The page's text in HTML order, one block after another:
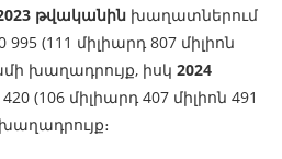
թվականին խաղատներում
(111 միլիարդ 807 միլիոն
խաղադրույք, իսկ 2024
420 (106 միլիարդ 407 միլիոն 491